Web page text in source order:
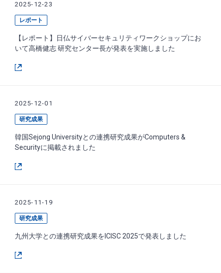
2025-12-23
レポート
【レポート】日仏サイバーセキュリティワークショップにお
いて高橋健志 研究センター長が発表を実施しました
2025-12-01
研究成果
韓国Sejong Universityとの連携研究成果がComputers &
Securityに掲載されました
2025-11-19
研究成果
九州大学との連携研究成果をICISC 2025で発表しました